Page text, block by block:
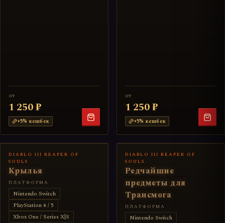
от
1 250 ₽
+5% кешбек
от
1 250 ₽
+5% кешбек
DIABLO III REAPER OF
SOULS
Крылья
ПЛАТФОРМА
Nintendo Switch
PlayStation 4 / 5
Xbox One / Series X|S
DIABLO III REAPER OF
SOULS
Редчайшие
предметы для
Трансмога
ПЛАТФОРМА
Nintendo Switch